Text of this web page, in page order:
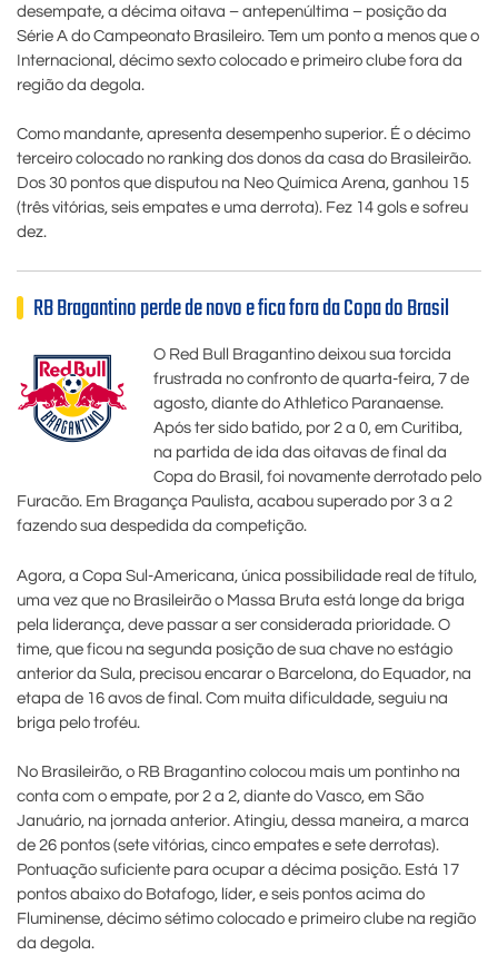
desempate, a décima oitava – antepenúltima – posição da
Série A do Campeonato Brasileiro. Tem um ponto a menos que o
Internacional, décimo sexto colocado e primeiro clube fora da
região da degola.
Como mandante, apresenta desempenho superior. É o décimo
terceiro colocado no ranking dos donos da casa do Brasileirão.
Dos 30 pontos que disputou na Neo Química Arena, ganhou 15
(três vitórias, seis empates e uma derrota). Fez 14 gols e sofreu
dez.
RB Bragantino perde de novo e fica fora da Copa do Brasil
O Red Bull Bragantino deixou sua torcida
frustrada no confronto de quarta-feira, 7 de
agosto, diante do Athletico Paranaense.
Após ter sido batido, por 2 a 0, em Curitiba,
na partida de ida das oitavas de final da
Copa do Brasil, foi novamente derrotado pelo
Furacão. Em Bragança Paulista, acabou superado por 3 a 2
fazendo sua despedida da competição.
Agora, a Copa Sul-Americana, única possibilidade real de título,
uma vez que no Brasileirão o Massa Bruta está longe da briga
pela liderança, deve passar a ser considerada prioridade. O
time, que ficou na segunda posição de sua chave no estágio
anterior da Sula, precisou encarar o Barcelona, do Equador, na
etapa de 16 avos de final. Com muita dificuldade, seguiu na
briga pelo troféu.
No Brasileirão, o RB Bragantino colocou mais um pontinho na
conta com o empate, por 2 a 2, diante do Vasco, em São
Januário, na jornada anterior. Atingiu, dessa maneira, a marca
de 26 pontos (sete vitórias, cinco empates e sete derrotas).
Pontuação suficiente para ocupar a décima posição. Está 17
pontos abaixo do Botafogo, líder, e seis pontos acima do
Fluminense, décimo sétimo colocado e primeiro clube na região
da degola.